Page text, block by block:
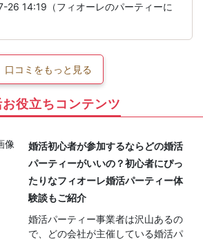
26 14:19（フィオーレのパーティーに
口コミをもっと見る
役立ちコンテンツ
婚活初心者が参加するならどの婚活
パーティーがいいの？初心者にぴっ
たりなフィオーレ婚活パーティー体
験談もご紹介
婚活パーティー事業者は沢山あるの
で、どの会社が主催している婚活パ